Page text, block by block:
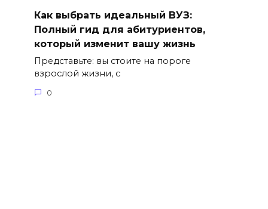
Как выбрать идеальный ВУЗ:
Полный гид для абитуриентов,
который изменит вашу жизнь
Представьте: вы стоите на пороге
взрослой жизни, с
0